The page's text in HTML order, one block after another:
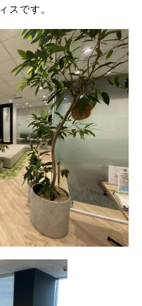
スです。